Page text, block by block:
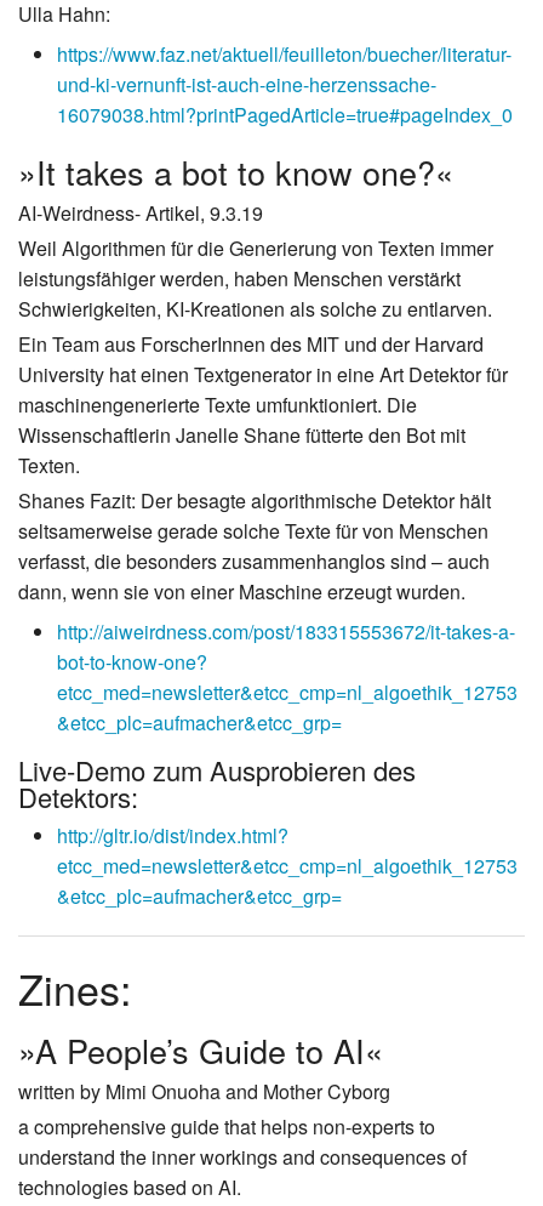
Ulla Hahn:
https://www.faz.net/aktuell/feuilleton/buecher/literatur-
und-ki-vernunft-ist-auch-eine-herzenssache-
16079038.html?printPagedArticle=true#pageIndex_0
»It takes a bot to know one?«
AI-Weirdness- Artikel, 9.3.19
Weil Algorithmen für die Generierung von Texten immer
leistungsfähiger werden, haben Menschen verstärkt
Schwierigkeiten, KI-Kreationen als solche zu entlarven.
Ein Team aus ForscherInnen des MIT und der Harvard
University hat einen Textgenerator in eine Art Detektor für
maschinengenerierte Texte umfunktioniert. Die
Wissenschaftlerin Janelle Shane fütterte den Bot mit
Texten.
Shanes Fazit: Der besagte algorithmische Detektor hält
seltsamerweise gerade solche Texte für von Menschen
verfasst, die besonders zusammenhanglos sind – auch
dann, wenn sie von einer Maschine erzeugt wurden.
http://aiweirdness.com/post/183315553672/it-takes-a-
bot-to-know-one?
etcc_med=newsletter&etcc_cmp=nl_algoethik_12753
&etcc_plc=aufmacher&etcc_grp=
Live-Demo zum Ausprobieren des
Detektors:
http://gltr.io/dist/index.html?
etcc_med=newsletter&etcc_cmp=nl_algoethik_12753
&etcc_plc=aufmacher&etcc_grp=
Zines:
»A People’s Guide to AI«
written by Mimi Onuoha and Mother Cyborg
a comprehensive guide that helps non-experts to
understand the inner workings and consequences of
technologies based on AI.